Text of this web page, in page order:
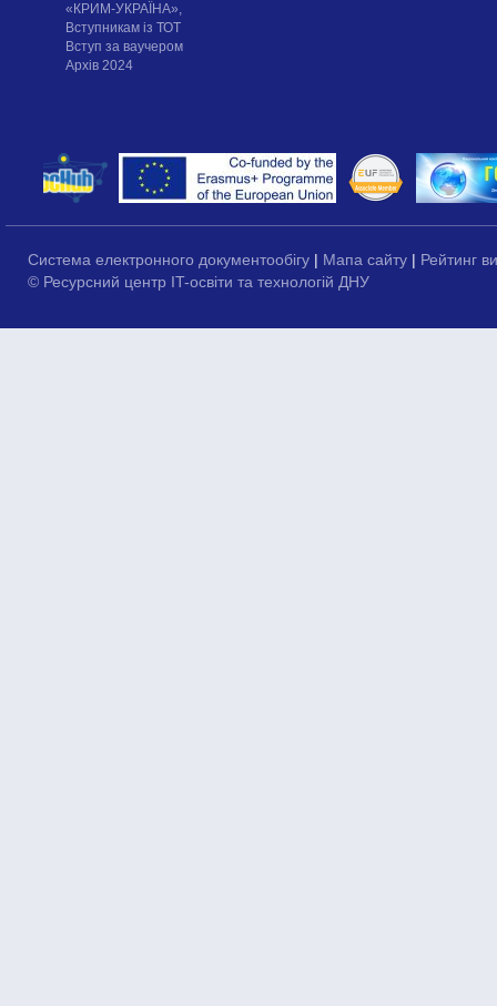
«КРИМ-УКРАЇНА»,
Вступникам із ТОТ
Вступ за ваучером
Архів 2024
Система електронного документообігу | Мапа сайту | Рейтинг
© Ресурсний центр IT-освіти та технологій ДНУ